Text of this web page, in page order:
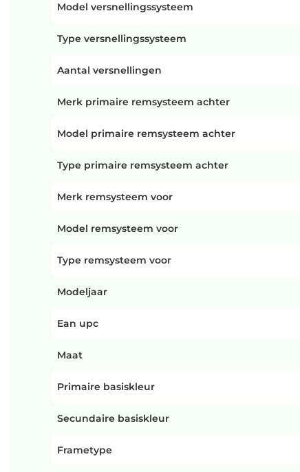
Model versnellingssysteem
Type versnellingssysteem
Aantal versnellingen
Merk primaire remsysteem achter
Model primaire remsysteem achter
Type primaire remsysteem achter
Merk remsysteem voor
Model remsysteem voor
Type remsysteem voor
Modeljaar
Ean upc
Maat
Primaire basiskleur
Secundaire basiskleur
Frametype